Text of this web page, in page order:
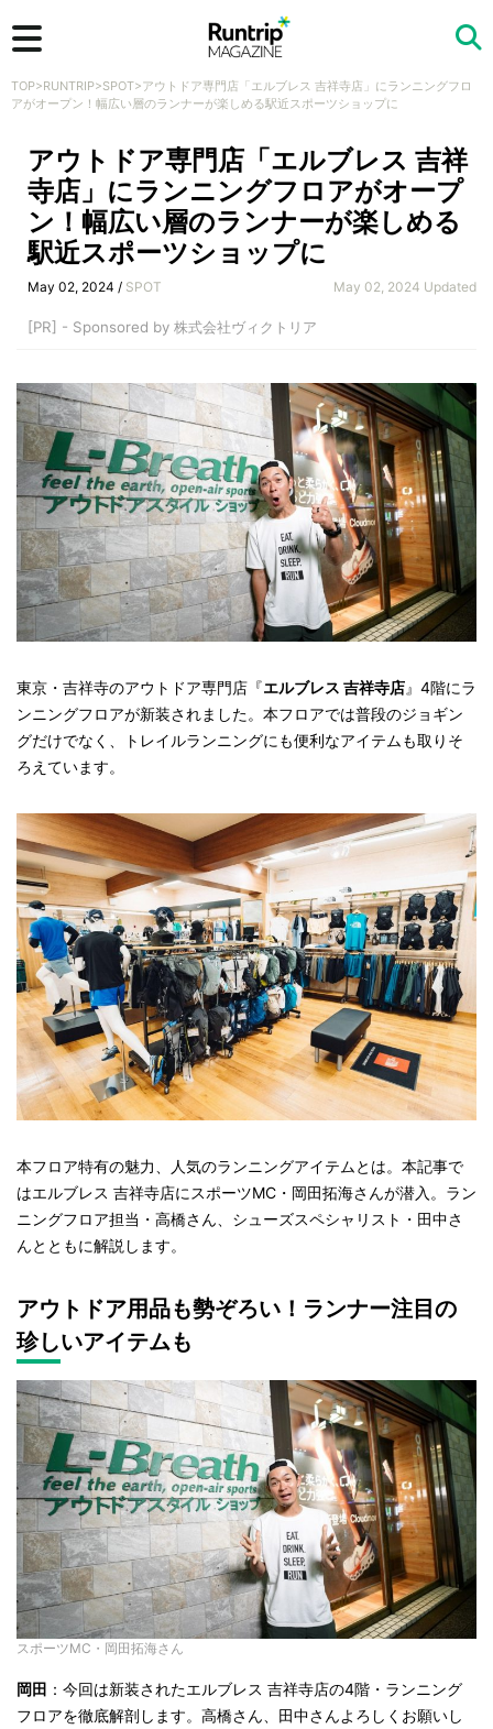
検索
TOP>RUNTRIP>SPOT>アウトドア専門店「エルブレス 吉祥寺店」にランニングフロ
アがオープン！幅広い層のランナーが楽しめる駅近スポーツショップに
アウトドア専門店「エルブレス 吉祥
寺店」にランニングフロアがオープ
ン！幅広い層のランナーが楽しめる
駅近スポーツショップに
May 02, 2024 / SPOT May 02, 2024 Updated
[PR] - Sponsored by 株式会社ヴィクトリア
東京・吉祥寺のアウトドア専門店『エルブレス 吉祥寺店』4階にラ
ンニングフロアが新装されました。本フロアでは普段のジョギン
グだけでなく、トレイルランニングにも便利なアイテムも取りそ
ろえています。
本フロア特有の魅力、人気のランニングアイテムとは。本記事で
はエルブレス 吉祥寺店にスポーツMC・岡田拓海さんが潜入。ラン
ニングフロア担当・高橋さん、シューズスペシャリスト・田中さ
んとともに解説します。
アウトドア用品も勢ぞろい！ランナー注目の
珍しいアイテムも
スポーツMC・岡田拓海さん
岡田 ：今回は新装されたエルブレス 吉祥寺店の4階・ランニング
フロアを徹底解剖します。高橋さん、田中さんよろしくお願いし